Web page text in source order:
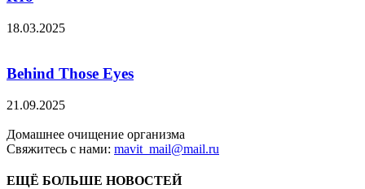
18.03.2025
Behind Those Eyes
21.09.2025
Домашнее очищение организма
Свяжитесь с нами: mavit_mail@mail.ru
ЕЩЁ БОЛЬШЕ НОВОСТЕЙ